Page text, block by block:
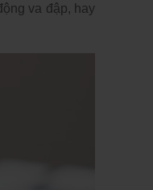
va đập, hay